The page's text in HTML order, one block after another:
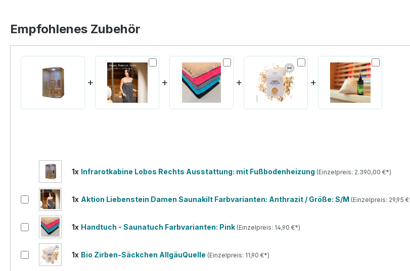
Empfohlenes Zubehör
+ + + +
1x Infrarotkabine Lobos Rechts Ausstattung: mit Fußbodenheizung (Einzelpreis: 2.390,00 €*)
1x Aktion Liebenstein Damen Saunakilt Farbvarianten: Anthrazit / Größe: S/M (Einzelpreis: 29,95
1x Handtuch - Saunatuch Farbvarianten: Pink (Einzelpreis: 14,90 €*)
1x Bio Zirben-Säckchen AllgäuQuelle (Einzelpreis: 11,90 €*)